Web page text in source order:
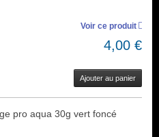
Voir ce produit
4,00 €
Ajouter au panier
pro aqua 30g vert foncé